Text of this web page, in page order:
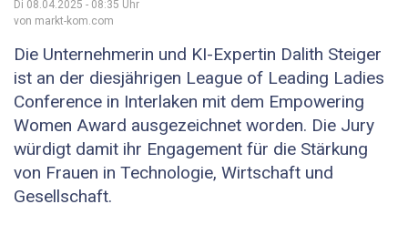
Di 08.04.2025 - 08:35 Uhr
von markt-kom.com
Die Unternehmerin und KI-Expertin Dalith Steiger
ist an der diesjährigen League of Leading Ladies
Conference in Interlaken mit dem Empowering
Women Award ausgezeichnet worden. Die Jury
würdigt damit ihr Engagement für die Stärkung
von Frauen in Technologie, Wirtschaft und
Gesellschaft.